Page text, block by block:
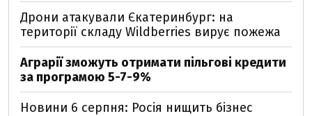
Дрони атакували Єкатеринбург: на
території складу Wildberries вирує пожежа
Аграрії зможуть отримати пільгові кредити
за програмою 5-7-9%
Новини 6 серпня: Росія нищить бізнес